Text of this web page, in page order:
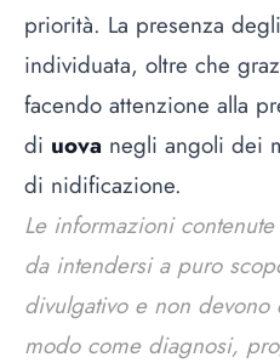
priorità. La presenza
individuata, oltre che
facendo attenzione alla
di uova negli angoli dei
di nidificazione.
Le informazioni
da intendersi a puro
divulgativo e non devono
modo come diagnosi,